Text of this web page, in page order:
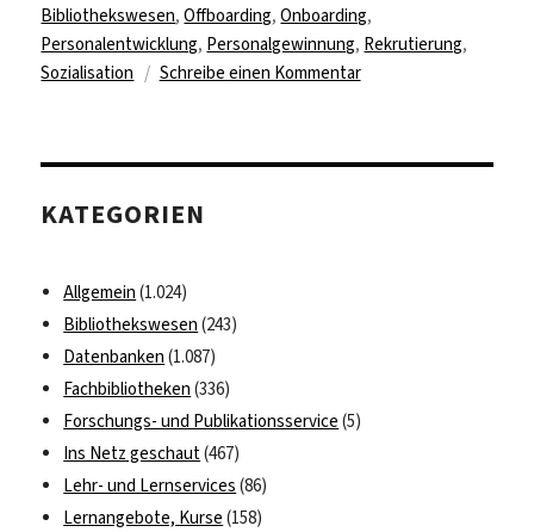
Bibliothekswesen,Offboarding,Onboarding,
Personalentwicklung, Personalgewinnung, Rekrutierung,
Sozialisation
Schreibe einen Kommentarzu
Bord!“
KATEGORIEN
Allgemein (1.024)
Bibliothekswesen (243)
Datenbanken (1.087)
Fachbibliotheken (336)
Forschungs- und Publikationsservice (5)
Ins Netz geschaut(467)
Lehr- und Lernservices (86)
Lernangebote, Kurse (158)